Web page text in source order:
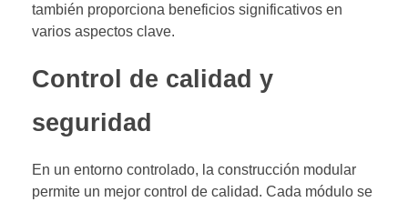
también proporciona beneficios significativos en
varios aspectos clave.
Control de calidad y
seguridad
En un entorno controlado, la construcción modular
permite un mejor control de calidad. Cada módulo se